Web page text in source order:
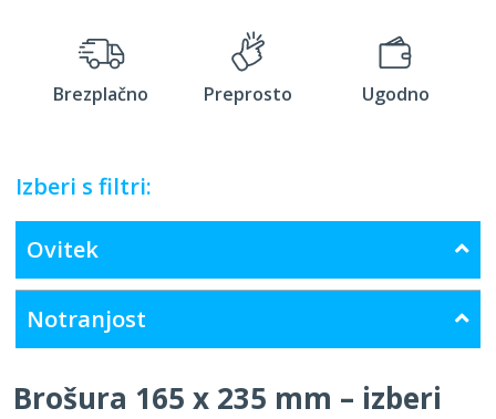
Brezplačno Preprosto Ugodno
Izberi s filtri:
Ovitek
Notranjost
Brošura 165 x 235 mm – izberi